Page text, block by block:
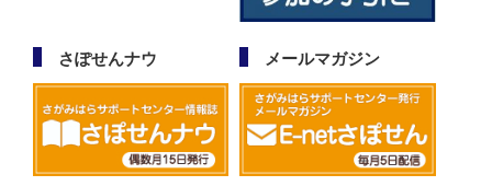
さぽせんナウ メールマガジン